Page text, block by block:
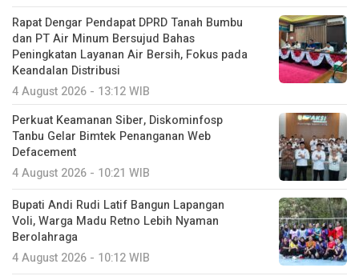
Rapat Dengar Pendapat DPRD Tanah Bumbu
dan PT Air Minum Bersujud Bahas
Peningkatan Layanan Air Bersih, Fokus pada
Keandalan Distribusi
4 August 2026 - 13:12 WIB
Perkuat Keamanan Siber, Diskominfosp
Tanbu Gelar Bimtek Penanganan Web
Defacement
4 August 2026 - 10:21 WIB
Bupati Andi Rudi Latif Bangun Lapangan
Voli, Warga Madu Retno Lebih Nyaman
Berolahraga
4 August 2026 - 10:12 WIB